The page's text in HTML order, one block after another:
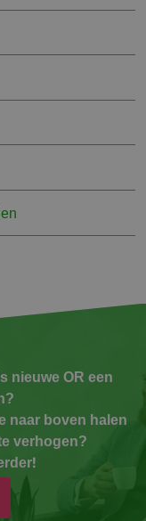
nieuwe OR een
naar boven halen
verhogen?